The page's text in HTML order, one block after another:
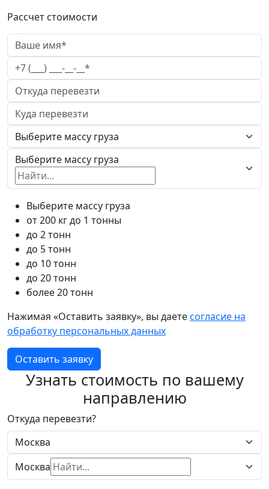
Рассчет стоимости
Выберите массу груза
Выберите массу груза
от 200 кг до 1 тонны
до 2 тонн
до 5 тонн
до 10 тонн
до 20 тонн
более 20 тонн
Нажимая «Оставить заявку», вы даетесогласие на
обработку персональных данных
Оставить заявку
Узнать стоимость по вашему
направлению
Откуда перевезти?
Москва